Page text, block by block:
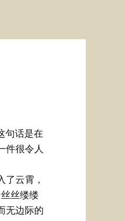
句话是在
件很令人
云霄，
丝缕缕
无边际的